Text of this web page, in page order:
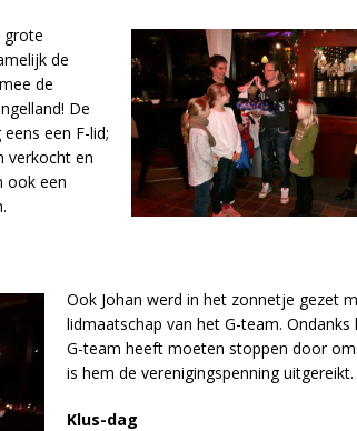
grote
de
de
De
een F-lid;
verkocht en
ook een
Ook Johan werd in het zonnetje gezet
lidmaatschap van het G-team.
G-team heeft moeten stoppen door
is hem de verenigingspenning uitgereikt.
Klus-dag